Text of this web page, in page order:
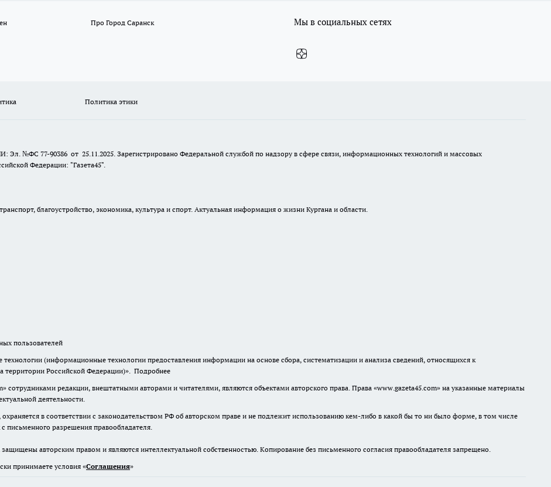
Про Город Саранск Мы в социальных сетях
Политика этики
Эл. №ФС 77-90386 от 25.11.2025. Зарегистрировано Федеральной службой по надзору в сфере связи, информационных технологий и массовых
Федерации: "Газета45".
благоустройство, экономика, культура и спорт. Актуальная информация о жизни Кургана и области.
пользователей
(информационные технологии предоставления информации на основе сбора, систематизации и анализа сведений, относящихся к
территории Российской Федерации)». Подробнее
редакции, внештатными авторами и читателями, являются объектами авторского права. Права «www.gazeta45.com» на указанные материалы
деятельности.
в соответствии с законодательством РФ об авторском праве и не подлежит использованию кем-либо в какой бы то ни было форме, в том числе
письменного разрешения правообладателя.
авторским правом и являются интеллектуальной собственностью. Копирование без письменного согласия правообладателя запрещено.
принимаете условия «Cоглашения»